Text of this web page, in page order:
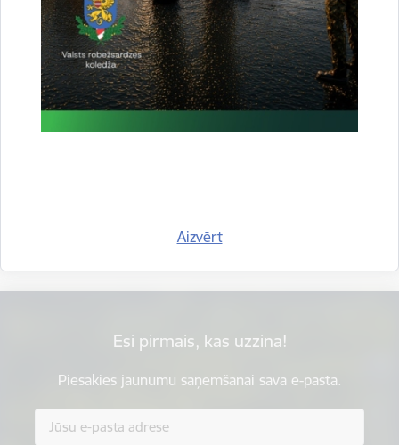
Aizvērt
Sniegt atsauksmi
Esi pirmais, kas uzzina!
Piesakies jaunumu saņemšanai savā e-pastā.